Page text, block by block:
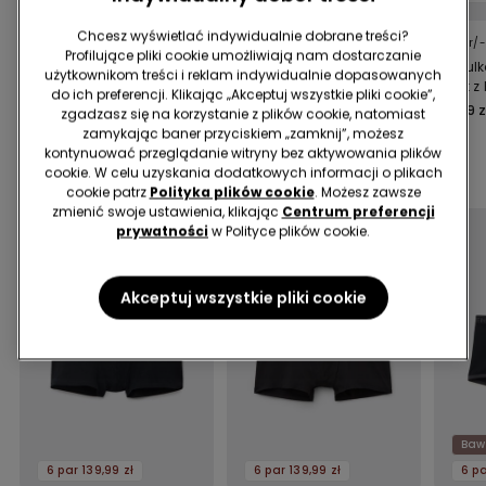
Bawełniana bluzka
męska z długim
rękawem i okrągłym
dekoltem
44,99 zł
5 Kolor/-y
Koszulka z Dekoltem w
Serek z Elastycznej
Bawełny
44,99 zł
5
Serek
44,99
Dobierz produkty do promocji6 par 139,99 zł
6 par 139,99 zł 6 par 139,99 zł
6
Chcesz wyświetlać indywidualnie dobrane treści?
Profilujące pliki cookie umożliwiają nam dostarczanie
użytkownikom treści i reklam indywidualnie dopasowanych
do ich preferencji. Klikając „Akceptuj wszystkie pliki cookie”,
zgadzasz się na korzystanie z plików cookie, natomiast
zamykając baner przyciskiem „zamknij”, możesz
kontynuować przeglądanie witryny bez aktywowania plików
cookie. W celu uzyskania dodatkowych informacji o plikach
cookie patrz Polityka plików cookie. Możesz zawsze
zmienić swoje ustawienia, klikając Centrum preferencji
prywatnościw Polityce plików cookie.
Akceptuj wszystkie pliki cookie